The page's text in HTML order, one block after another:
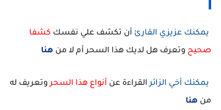
يمكنك عزيزي القارئ أن تكشف علي نفسك كشفا
صحيح وتعرف هل لديك هذا السحر أم لا من هنا
يمكنك أخي الزائر القراءة عن أنواع هذا السحر وتعريف له
من هنا